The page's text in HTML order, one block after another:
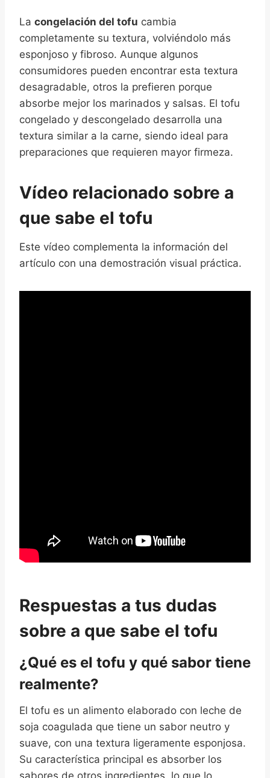
La congelación del tofu cambia
completamente su textura, volviéndolo más
esponjoso y fibroso. Aunque algunos
consumidores pueden encontrar esta textura
desagradable, otros la prefieren porque
absorbe mejor los marinados y salsas. El tofu
congelado y descongelado desarrolla una
textura similar a la carne, siendo ideal para
preparaciones que requieren mayor firmeza.
Vídeo relacionado sobre a
que sabe el tofu
Este vídeo complementa la información del
artículo con una demostración visual práctica.
Respuestas a tus dudas
sobre a que sabe el tofu
¿Qué es el tofu y qué sabor tiene
realmente?
El tofu es un alimento elaborado con leche de
soja coagulada que tiene un sabor neutro y
suave, con una textura ligeramente esponjosa.
Su característica principal es absorber los